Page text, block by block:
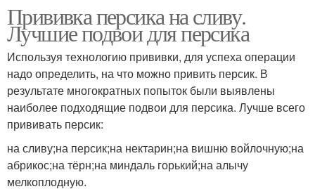
Прививка персика на сливу.
Лучшие подвои для персика
Используя технологию прививки, для успеха операции
надо определить, на что можно привить персик. В
результате многократных попыток были выявлены
наиболее подходящие подвои для персика. Лучше всего
прививать персик:
на сливу;на персик;на нектарин;на вишню войлочную;на
абрикос;на тёрн;на миндаль горький;на алычу
мелкоплодную.